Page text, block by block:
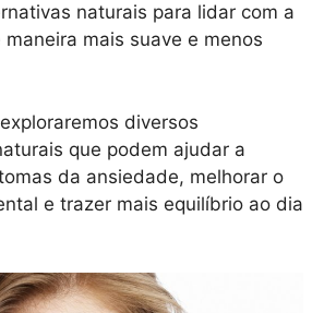
naturais para lidar com a
mais suave e menos
diversos
que podem ajudar a
da ansiedade, melhorar o
e trazer mais equilíbrio ao dia